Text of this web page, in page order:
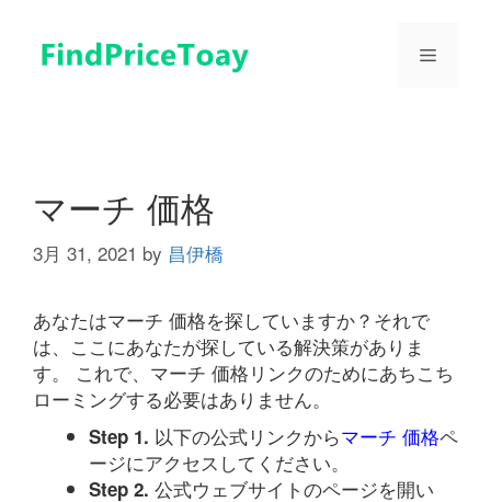
メ
マーチ 価格
3月 31, 2021 by 昌伊橋
あなたはマーチ 価格を探していますか？それで
は、ここにあなたが探している解決策がありま
す。 これで、マーチ 価格リンクのためにあちこち
ローミングする必要はありません。
Step 1. 以下の公式リンクからマーチ 価格ペ
ージにアクセスしてください。
Step 2. 公式ウェブサイトのページを開い